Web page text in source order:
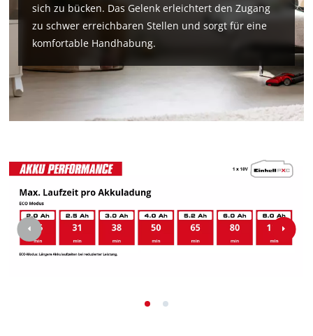
sich zu bücken. Das Gelenk erleichtert den Zugang
zu schwer erreichbaren Stellen und sorgt für eine
komfortable Handhabung.